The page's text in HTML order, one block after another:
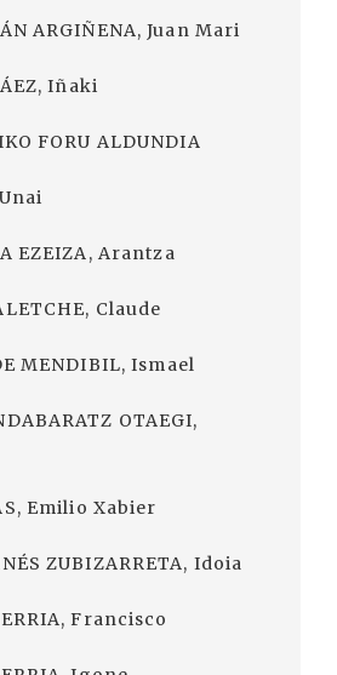
ARGIÑENA, Juan Mari
Iñaki
FORU ALDUNDIA
EZEIZA, Arantza
Claude
MENDIBIL, Ismael
OTAEGI,
Emilio Xabier
ZUBIZARRETA, Idoia
Francisco